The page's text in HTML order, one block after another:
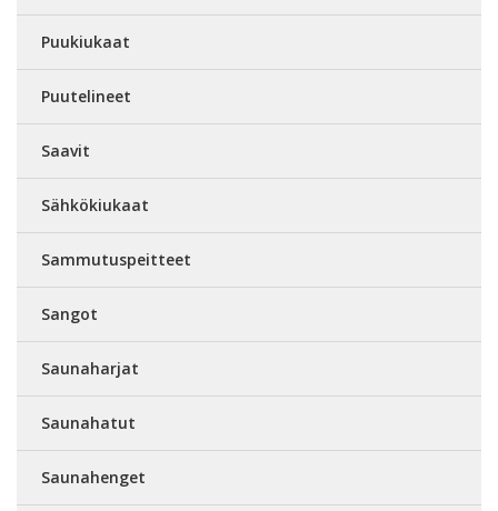
Puukiukaat
Puutelineet
Saavit
Sähkökiukaat
Sammutuspeitteet
Sangot
Saunaharjat
Saunahatut
Saunahenget